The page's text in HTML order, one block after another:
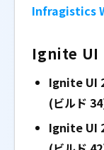
Infragistics
Ignite UI
Ignite UI
(ビルド
Ignite UI